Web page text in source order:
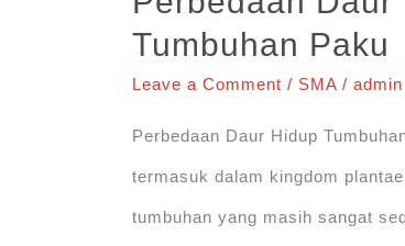
Tumbuhan Paku
Leave a Comment / SMA /admin
Perbedaan Daur Hidup
termasuk dalam kingdom
tumbuhan yang masih sangat